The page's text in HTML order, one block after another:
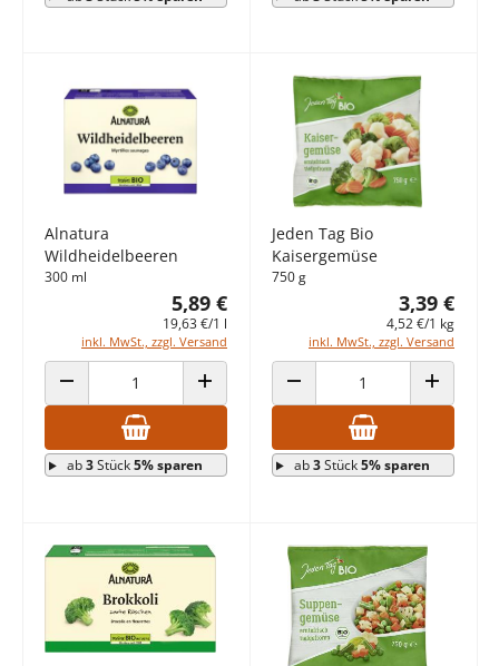
Alnatura
Wildheidelbeeren
300 ml
5,89 €
19,63 €/1 l
inkl. MwSt., zzgl. Versand
ANZAHL VERRINGERN ANZAHL ERHÖHEN
ab3Stück5% sparen
Jeden Tag Bio
Kaisergemüse
750 g
3,39 €
4,52 €/1 kg
inkl. MwSt., zzgl. Versand
ANZAHL VERRINGERN ANZAHL
ab3Stück5% sparen